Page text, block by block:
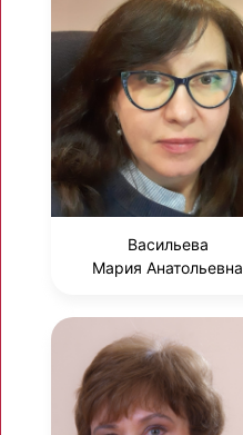
Васильева
Мария Анатольевна